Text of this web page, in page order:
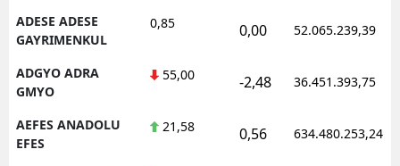
Gümüşhane
Isparta
ADESE ADESE
GAYRIMENKUL
0,85 0,00 52.065.239,39
ADGYO ADRA
GMYO
55,00 -2,48 36.451.393,75
AEFES ANADOLU
EFES
21,58 0,56 634.480.253,24